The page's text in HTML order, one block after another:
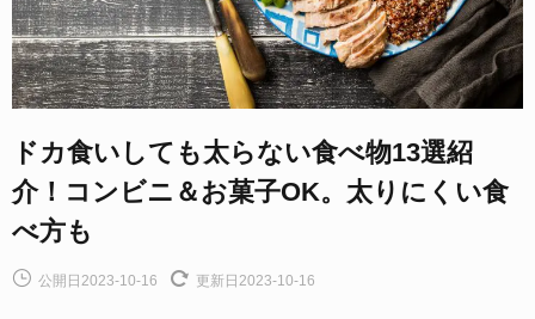
ドカ食いしても太らない食べ物13選紹
介！コンビニ＆お菓子OK。太りにくい食
べ方も
公開日2023-10-16 更新日2023-10-16